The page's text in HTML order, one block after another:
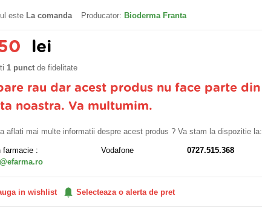
este La comanda Producator: Bioderma Franta
lei
1 punct de fidelitate
rau dar acest produs nu face parte din
noastra. Va multumim.
aflati mai multe informatii despre acest produs ? Va stam la dispozitie la:
farmacie : Vodafone
0727.515.368
in wishlist Selecteaza o alerta de pret